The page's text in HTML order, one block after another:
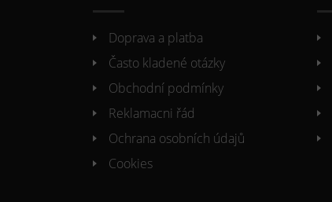
Doprava a platba
Často kladené otázky
Obchodní podmínky
Reklamacni řád
Ochrana osobních údajů
Cookies